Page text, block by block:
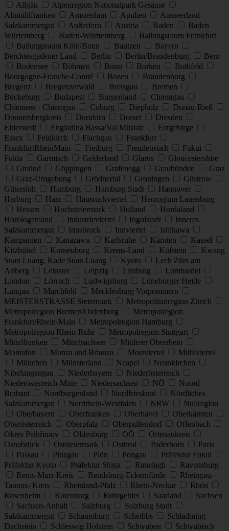
Allgäu
Alpenregion Nationalpark Gesäuse
Altmühlfranken
Amsterdam Apulien
Ausseerland
Salzkammergut
Außerfern Austria Baden
Baden
Würtemberg
Baden-Württemberg
Ballungsraum Frankfurt
Ballungsraum Köln/Bonn
Bautzen
Bayern
Berchtesgadener Land
Berlin Berlin/Brandenburg
Bern
Bodensee
Böhmen Bonn Borken
Bothfeld
Bourgogne-Franche-Comté
Bozen
Brandenburg
Bregenz
Bregenzerwald Breisgau
Bremen
Bückeburg
Budapest Burgenland
Chiemgau
Chiemsee - Chiemgau
Coburg Diepholz
Donau-Rieß
Donnersbergkreis
Dornbirn Dorset
Dresden
Eiderstedt
Engiadina Bassa/Val Müstair
Erzgebirge
Essex
Feldkirch Flachgau
Frankfurt
FrankfurtRheinMain
Freiburg Freudenstadt
Fukui
Fulda
Garmisch Gelderland Glarus
Gloucestershire
Gmünd
Göppingen Grafenegg Graubünden
Graz
Graz-Umgebung
Grödnertal Groningen
Güstrow
Gütersloh
Hamburg Hamburg Stadt
Hannover
Harburg
Harz Hausruckviertel
Herzogtum Lauenburg
Hessen
Hochsteiermark Holland
Hordaland
Horologenland
Industrieviertel Ingolstadt
Inneres
Salzkammergut
Innsbruck Innviertel
Ishikawa
Kampanien
Kanazawa Karlsruhe Kärnten
Kassel
Kitzbühel
Korneuburg Krems-Land Kufstein
Kwang
Suan Luang, Kade Suan Luang
Kyoto
Lech Zürs am
Arlberg
Leinster Leipzig Limburg
Lombardei
London
Lörrach Ludwigsburg
Lüneburger Heide
Lungau
Marchfeld
Mecklenburg Vorpommern
MEISTERSTRASSE Steiermark
Metropolitanregion Zürich
Metropolregion Bremen/Oldenburg
Metropolregion
Frankfurt/Rhein-Main
Metropolregion Hamburg
Metropolregion Rhein-Ruhr
Metropolregion Stuttgart
Mittelfranken
Mittelsachsen
Mittlerer Oberrhein
Montafon
Monza and Brianza Mostviertel
Mühlviertel
München
Münsterland Neapel
Neunkirchen
Nibelungengau
Niederbayern
Niederösterreich
Niederösterreich-Mitte
Niedersachsen NÖ
Noord
Brabant
Nordburgenland Nordfriesland
Nördliches
Salzkammergut
Nordrhein-Westfalen NRW
Nullregion
Oberbayern
Oberfranken Oberhavel
Oberkärnten
Oberösterreich
Oberpfalz Oberpullendorf
Offenbach
Okres Pelhřimov
Oldenburg OÖ
Ortenaukreis
Osnabrück
Oststeiermark Osttirol Paderborn
Paris
Passau
Pinzgau Plön Pongau
Präfektur Fukui
Präfektur Kyoto
Präfektur Shiga Ranelagh
Ravensburg
Rems-Murr-Kreis
Rendsburg-Eckernförde
Rheingau-
Taunus- Kreis
Rheinland-Pfalz Rhein-Neckar
Rhön
Rosenheim
Rotenburg Ruhrgebiet Saarland
Sachsen
Sachsen-Anhalt
Salzburg
Salzburg Stadt
Salzkammergut
Schaumburg Scheibbs
Schladming
Dachstein
Schleswig Holstein Schwaben
Schwäbisch